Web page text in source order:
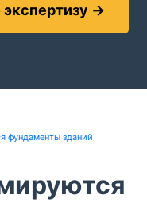
экспертизу →
фундаменты зданий